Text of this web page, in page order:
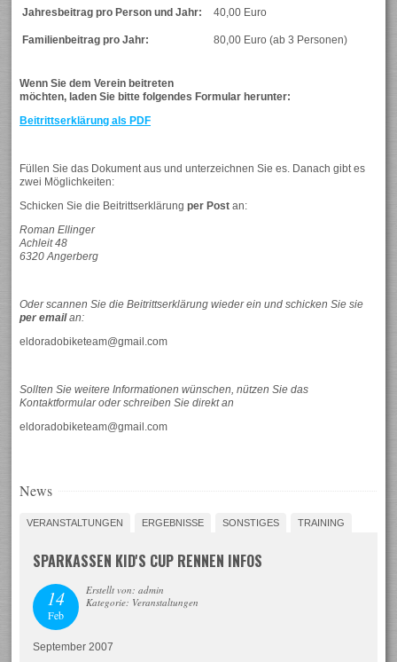
Jahresbeitrag pro Person und Jahr: 40,00 Euro
Familienbeitrag pro Jahr: 80,00 Euro (ab 3 Personen)
Wenn Sie dem Verein beitreten
möchten, laden Sie bitte folgendes Formular herunter:
Beitrittserklärung als PDF
Füllen Sie das Dokument aus und unterzeichnen Sie es. Danach gibt es
zwei Möglichkeiten:
Schicken Sie die Beitrittserklärungper Post an:
Roman Ellinger
Achleit 48
6320 Angerberg
Oder scannen Sie die Beitrittserklärung wieder ein und schicken Sie sie
per emailan:
eldoradobiketeam@gmail.com
Sollten Sie weitere Informationen wünschen, nützen Sie das
Kontaktformular oder schreiben Sie direkt an
eldoradobiketeam@gmail.com
News
VERANSTALTUNGEN ERGEBNISSE SONSTIGES TRAINING
SPARKASSEN KID'S CUP RENNEN INFOS
14
Feb
Erstellt von: admin
Kategorie: Veranstaltungen
September 2007